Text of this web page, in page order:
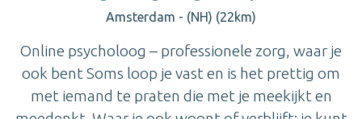
Amsterdam - (NH) (22km)
Online psycholoog – professionele zorg, waar je
ook bent Soms loop je vast en is het prettig om
met iemand te praten die met je meekijkt en